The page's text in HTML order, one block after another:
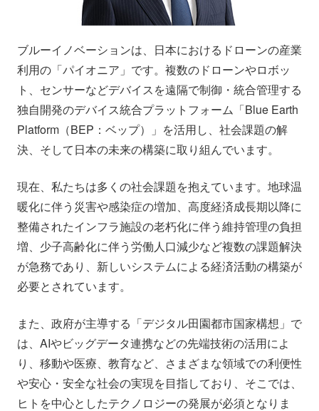
ブルーイノベーションは、日本におけるドローンの産業
利用の「パイオニア」です。複数のドローンやロボッ
ト、センサーなどデバイスを遠隔で制御・統合管理する
独自開発のデバイス統合プラットフォーム「Blue Earth
Platform（BEP：ベップ）」を活用し、社会課題の解
決、そして日本の未来の構築に取り組んでいます。
現在、私たちは多くの社会課題を抱えています。地球温
暖化に伴う災害や感染症の増加、高度経済成長期以降に
整備されたインフラ施設の老朽化に伴う維持管理の負担
増、少子高齢化に伴う労働人口減少など複数の課題解決
が急務であり、新しいシステムによる経済活動の構築が
必要とされています。
また、政府が主導する「デジタル田園都市国家構想」で
は、AIやビッグデータ連携などの先端技術の活用によ
り、移動や医療、教育など、さまざまな領域での利便性
や安心・安全な社会の実現を目指しており、そこでは、
ヒトを中心としたテクノロジーの発展が必須となりま